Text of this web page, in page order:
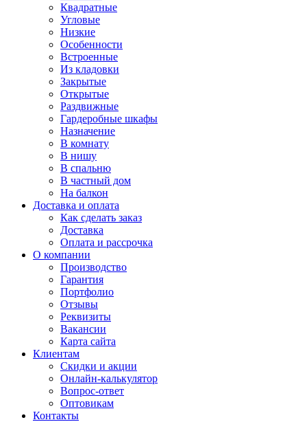
Квадратные
Угловые
Низкие
Особенности
Встроенные
Из кладовки
Закрытые
Открытые
Раздвижные
Гардеробные шкафы
Назначение
В комнату
В нишу
В спальню
В частный дом
На балкон
Доставка и оплата
Как сделать заказ
Доставка
Оплата и рассрочка
О компании
Производство
Гарантия
Портфолио
Отзывы
Реквизиты
Вакансии
Карта сайта
Клиентам
Скидки и акции
Онлайн-калькулятор
Вопрос-ответ
Оптовикам
Контакты